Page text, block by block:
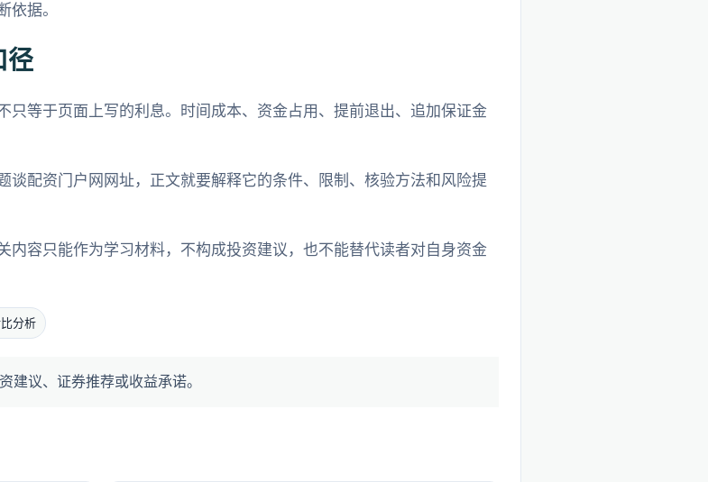
依据。
径
只等于页面上写的利息。时间成本、资金占用、提前退出、追加保证金
谈配资门户网网址，正文就要解释它的条件、限制、核验方法和风险提
内容只能作为学习材料，不构成投资建议，也不能替代读者对自身资金
分析
建议、证券推荐或收益承诺。